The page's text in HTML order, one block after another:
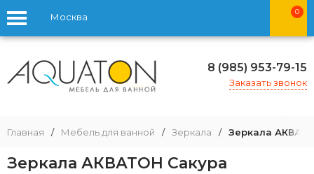
Москва 0
8 (985) 953-79-15
Заказать звонок
Главная / Мебель для ванной / Зеркала / Зеркала
Зеркала АКВАТОН Сакура